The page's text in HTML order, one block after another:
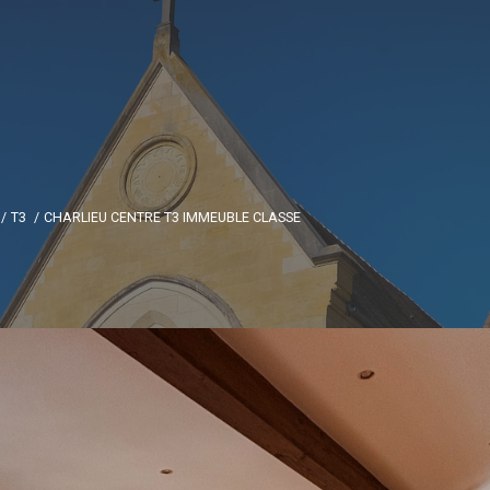
T3 CHARLIEU CENTRE T3 IMMEUBLE CLASSE